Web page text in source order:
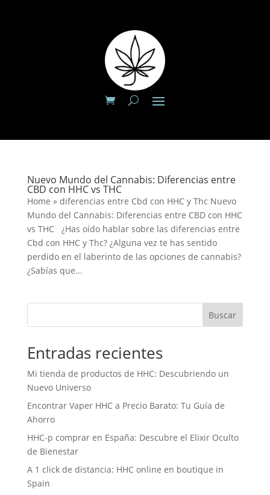
Nuevo Mundo del Cannabis: Diferencias entre
CBD con HHC vs THC
Home » diferencias entre Cbd con HHC y Thc Nuevo
Mundo del Cannabis: Diferencias entre CBD con HHC
vs THC ¿Has oído hablar sobre las diferencias entre
Cbd con HHC y Thc? ¿Alguna vez te has sentido
perdido en el laberinto de las opciones de cannabis?
¿Sabías que...
Buscar
Entradas recientes
Mi tienda de productos de HHC: Descubriendo un
Nuevo Universo
Encontrar Vaper HHC a Precio Barato: Tu Guía de
Ahorro
HHC-p comprar en España: Descubre el Elixir Oculto
de Bienestar
A 1 click de distancia: HHC online en boutique in
Spain